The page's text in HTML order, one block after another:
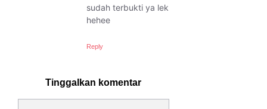
sudah terbukti ya lek
hehee
Reply
Tinggalkan komentar